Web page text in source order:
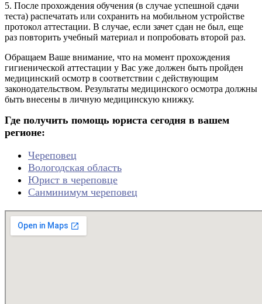
5. После прохождения обучения (в случае успешной сдачи
теста) распечатать или сохранить на мобильном устройстве
протокол аттестации. В случае, если зачет сдан не был, еще
раз повторить учебный материал и попробовать второй раз.
Обращаем Ваше внимание, что на момент прохождения
гигиенической аттестации у Вас уже должен быть пройден
медицинский осмотр в соответствии с действующим
законодательством. Результаты медицинского осмотра должны
быть внесены в личную медицинскую книжку.
Где получить помощь юриста сегодня в вашем
регионе:
Череповец
Вологодская область
Юрист в череповце
Санминимум череповец